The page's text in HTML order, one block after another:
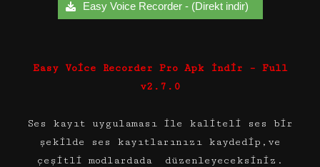
Easy Voice Recorder - (Direkt indir)
Easy Voice Recorder Pro Apk İndir – Full
v2.7.0
Ses kayıt uygulaması ile kaliteli ses bir
şekilde ses kayıtlarınızı kaydedip,ve
çeşitli modlardada düzenleyeceksiniz.